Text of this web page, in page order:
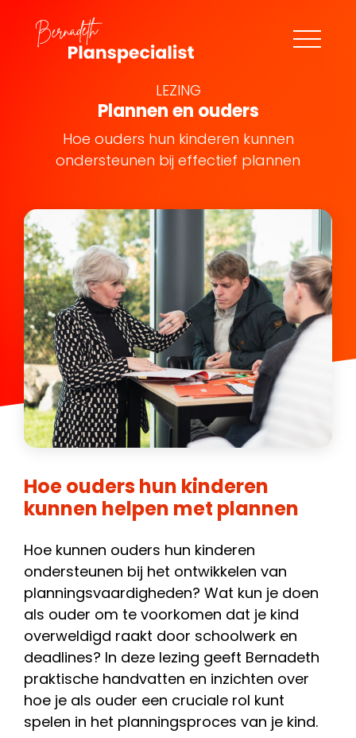
LEZING
Plannen en ouders
Hoe ouders hun kinderen kunnen
ondersteunen bij effectief plannen
Hoe ouders hun kinderen
kunnen helpen met plannen
Hoe kunnen ouders hun kinderen
ondersteunen bij het ontwikkelen van
planningsvaardigheden? Wat kun je doen
als ouder om te voorkomen dat je kind
overweldigd raakt door schoolwerk en
deadlines? In deze lezing geeft Bernadeth
praktische handvatten en inzichten over
hoe je als ouder een cruciale rol kunt
spelen in het planningsproces van je kind.